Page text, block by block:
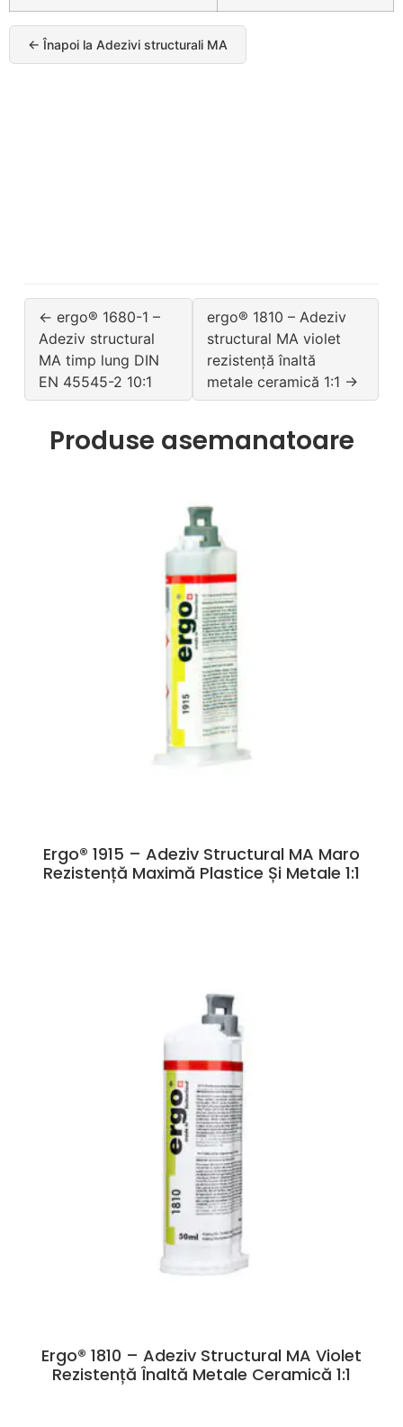
← Înapoi la Adezivi structurali MA
← ergo® 1680-1 –
Adeziv structural
MA timp lung DIN
EN 45545-2 10:1
ergo® 1810 – Adeziv
structural MA violet
rezistență înaltă
metale ceramică 1:1 →
Produse asemanatoare
Ergo® 1915 – Adeziv Structural MA Maro
Rezistență Maximă Plastice Și Metale 1:1
Ergo® 1810 – Adeziv Structural MA Violet
Rezistență Înaltă Metale Ceramică 1:1